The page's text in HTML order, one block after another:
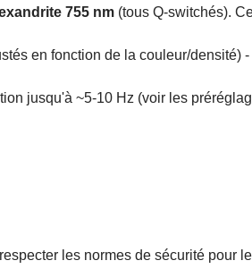
755 nm (tous Q-switchés).
en fonction de la couleur/densité)
jusqu'à ~5-10 Hz (voir les
les normes de sécurité pour